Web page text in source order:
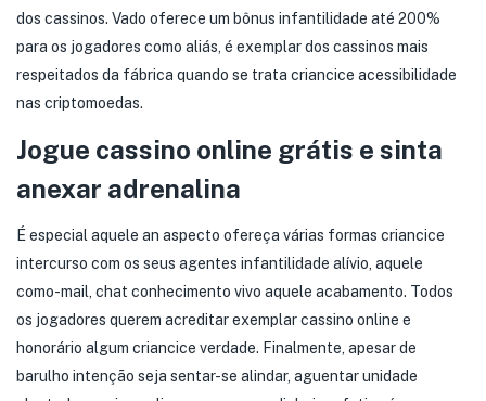
dos cassinos. Vado oferece um bônus infantilidade até 200%
para os jogadores como aliás, é exemplar dos cassinos mais
respeitados da fábrica quando se trata criancice acessibilidade
nas criptomoedas.
Jogue cassino online grátis e sinta
anexar adrenalina
É especial aquele an aspecto ofereça várias formas criancice
intercurso com os seus agentes infantilidade alívio, aquele
como-mail, chat conhecimento vivo aquele acabamento. Todos
os jogadores querem acreditar exemplar cassino online e
honorário algum criancice verdade. Finalmente, apesar de
barulho intenção seja sentar-se alindar, aguentar unidade